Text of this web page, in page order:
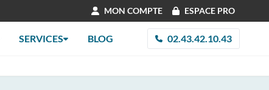
MON COMPTE ESPACE PRO
SERVICES BLOG 02.43.42.10.43